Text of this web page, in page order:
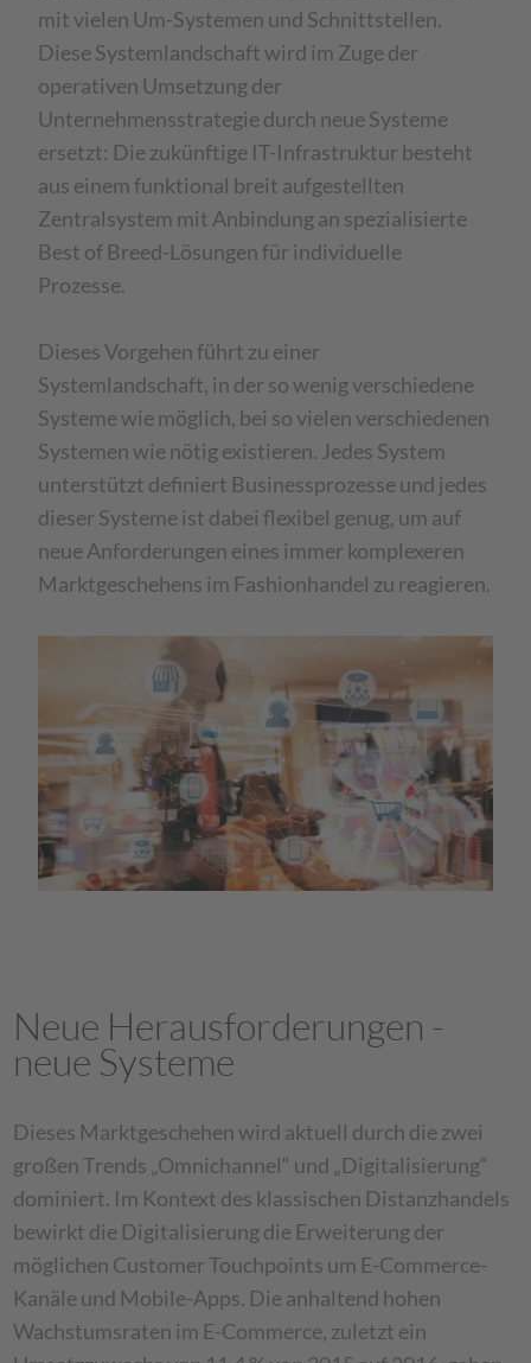
mit vielen Um-Systemen und Schnittstellen.
Diese Systemlandschaft wird im Zuge der
operativen Umsetzung der
Unternehmensstrategie durch neue Systeme
ersetzt: Die zukünftige IT-Infrastruktur besteht
aus einem funktional breit aufgestellten
Zentralsystem mit Anbindung an spezialisierte
Best of Breed-Lösungen für individuelle
Prozesse.
Dieses Vorgehen führt zu einer
Systemlandschaft, in der so wenig verschiedene
Systeme wie möglich, bei so vielen verschiedenen
Systemen wie nötig existieren. Jedes System
unterstützt definiert Businessprozesse und jedes
dieser Systeme ist dabei flexibel genug, um auf
neue Anforderungen eines immer komplexeren
Marktgeschehens im Fashionhandel zu reagieren.
Neue Herausforderungen -
neue Systeme
Dieses Marktgeschehen wird aktuell durch die zwei
großen Trends „Omnichannel“ und „Digitalisierung“
dominiert. Im Kontext des klassischen Distanzhandels
bewirkt die Digitalisierung die Erweiterung der
möglichen Customer Touchpoints um E-Commerce-
Kanäle und Mobile-Apps. Die anhaltend hohen
Wachstumsraten im E-Commerce, zuletzt ein